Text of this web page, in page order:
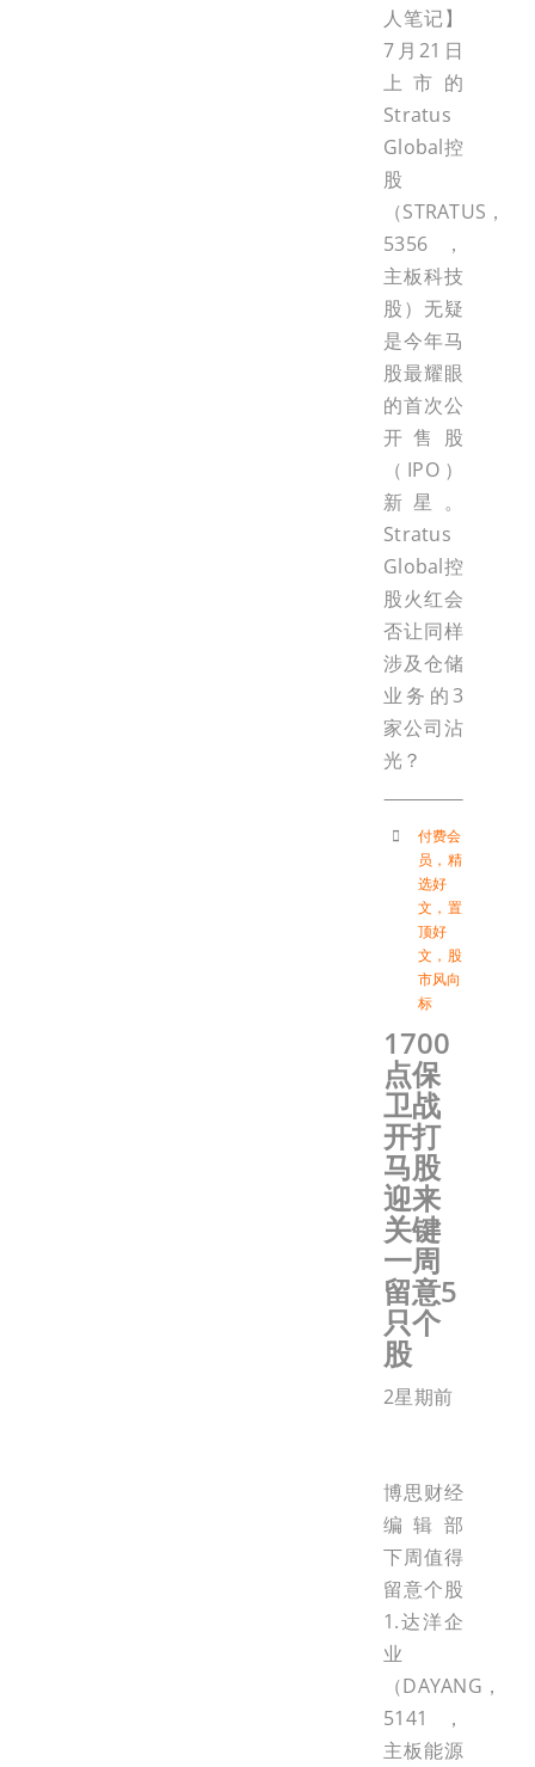
人笔记】
7月21日
上市的
Stratus
Global控
股
（STRATUS，
5356，
主板科技
股）无疑
是今年马
股最耀眼
的首次公
开售股
（IPO）
新星。
Stratus
Global控
股火红会
否让同样
涉及仓储
业务的3
家公司沾
光？
付费会
员 ， 精
选好
文 ， 置
顶好
文 ， 股
市风向
标
1700
点保
卫战
开打
马股
迎来
关键
一周
留意5
只个
股
2星期前
博思财经
编辑部
下周值得
留意个股
1.达洋企
业
（DAYANG，
5141，
主板能源